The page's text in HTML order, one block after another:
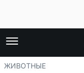
ЖИВОТНЫЕ